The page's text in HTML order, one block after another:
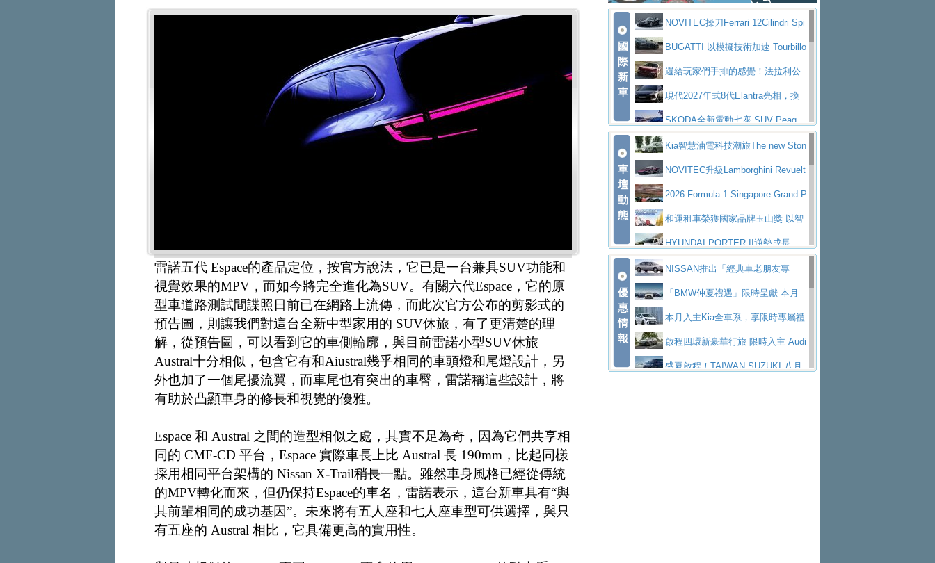
雷諾五代 Espace的產品定位，按官方說法，它已是一台兼具SUV功能和
視覺效果的MPV，而如今將完全進化為SUV。有關六代Espace，它的原
型車道路測試間諜照日前已在網路上流傳，而此次官方公布的剪影式的
預告圖，則讓我們對這台全新中型家用的 SUV休旅，有了更清楚的理
解，從預告圖，可以看到它的車側輪廓，與目前雷諾小型SUV休旅
Austral十分相似，包含它有和Aiustral幾乎相同的車頭燈和尾燈設計，另
外也加了一個尾擾流翼，而車尾也有突出的車臀，雷諾稱這些設計，將
有助於凸顯車身的修長和視覺的優雅。
Espace 和 Austral 之間的造型相似之處，其實不足為奇，因為它們共享相
同的 CMF-CD 平台，Espace 實際車長上比 Austral 長 190mm，比起同樣
採用相同平台架構的 Nissan X-Trail稍長一點。雖然車身風格已經從傳統
的MPV轉化而來，但仍保持Espace的車名，雷諾表示，這台新車具有“與
其前輩相同的成功基因”。未來將有五人座和七人座車型可供選擇，與只
有五座的 Austral 相比，它具備更高的實用性。
不是對手正宗年鑑2025年全球自動車年鑑1月
下旬問世！2024第六屆ISUZU運轉職人挑戰賽
首度前進南台灣熱烈開戰
豪華電能休旅新星 Audi Q4 Sportba
ck 55 e-tron S lineScania Taiwan 逆風而行，加深力
道投資布局
升
MATIC Electric 登場
奢華與科技大躍進，MAZDA全新3
代CX-5全方位進化提前亮相並展開預售94.9
萬起
馬自達公布 2027 年式 MX-5 更
新，新增 Yakudo 特別版
Skoda Peaq 發表全新電動動力系
統 最長續航逾 640 公里、支援雙向供電
BMW M2 首度導入 xDrive 四驅，
美國與瑞士需求成關鍵推手
The all-new T-Roc 魅力 自成焦點
Maserati GT2 Stradale「Tribute to
MC12」全球首度亮相
迎接 RANGE ROVER 品牌家族第
五位成員 全新 RANGE ROVER GT 預告登
場
造型華麗時尚、科技座艙再進化，P
eugeot 208小改款發表上市94.8萬起
國
際
新
車
NOVITEC操刀Ferrari 12Cilindri Spi
der 碳纖維空力、鍛造輪圈與Inconel排氣
上身
BUGATTI 以模擬技術加速 Tourbillo
n 動態開發還給玩家們手排的感覺！法拉利公
布12Cilidri Manaule手排超跑產品細節
現代2027年式8代Elantra亮相，換
裝更銳利的造型、更先進的資訊娛樂系統及
更高效的動力
SKODA全新電動七座 SUV Peaq
問世，擁有品牌史上最寬敞且豪華的座艙
AUDI推出首款高性能油電超跑Nuvo
lari，0到100公里加速2.6秒、極速350公里
／小時
百年三叉戟傳奇再啟程 Maserati 重
返 1000 Miglia 傳承競速榮耀
法拉利首款純電跑車Luce亮相，最
大馬力超過1000匹並具備530公里最大續航
里程
小車大空間、座艙科技更先進，SK
ODA發表全新純電跨界休旅Eipq祭平民化車
價89萬起
賓士AMG.EA專屬平台首作，Merc
edes-AMG 全新GT 4-Door Coupe全球首發
福斯推出首款GTI純電性能掀背ID.
Polo GTI，擁有226匹馬力和零百加速 6.8
秒的實力
Jaguar 公布四門 GT車款正式車名
為JAGUAR TYPE 01
終於跟上進度，LEXUS發表首款三
排六座純電旗艦休旅 TZ
有錢也買不到的Golf R！福斯打造
全新Golf R 24h賽車將挑戰紐柏林24小時耐
SKODA公布全新小型純電跨界休旅
車
壇
動
態
Kia智慧油電科技潮旅The new Ston
ic 1-7月累計銷量創歷史新高
NOVITEC升級Lamborghini Revuelt
o 綜效輸出增至1,048匹
2026 Formula 1 Singapore Grand P
rix 新加坡大獎賽 Audi 極速之旅開放報名
和運租車榮獲國家品牌玉山獎 以智
慧移動與綠能創新
HYUNDAI PORTER II逆勢成長，
勇奪中型貨車銷售冠軍
父親節霸氣獻禮！PGO 威力125 最
低入手價 $60,900 起 省油ｘ安全ｘ大空間
陪爸爸輕鬆
福斯商旅挺頭家 推出「德系質感 精
算圓夢」專案yundai推出AllDayEnergy能源服
務 讓電動車化身行動儲能系統
NISSAN X-TRAIL 上市首月銷量
躋身同級前3名Toyota歐洲純電車銷量翻倍 2026
優
惠
情
報
NISSAN推出「經典車老朋友專
案」 以匠人精神煥新珍品座駕
「BMW仲夏禮遇」限時呈獻 本月
入主即享尊榮豪華五星假期 多元優購方案
同步實施
本月入主Kia全車系，享限時專屬禮
遇 啟程四環新豪華行旅 限時入主 Audi
A6 旗艦陣容 低月付5,888元起及3 年乙式險
盛夏啟程！TAIWAN SUZUKI 八月